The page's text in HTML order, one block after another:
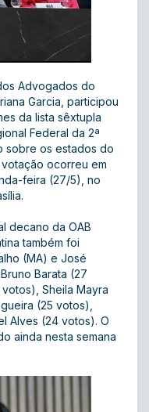
Advogados do
Garcia, participou
da lista sêxtupla
Federal da 2ª
sobre os estados do
ocorreu em
feira (27/5), no
decano da OAB
também foi
(MA) e José
Barata (27
Sheila Mayra
(25 votos),
Alves (24 votos). O
ainda nesta semana